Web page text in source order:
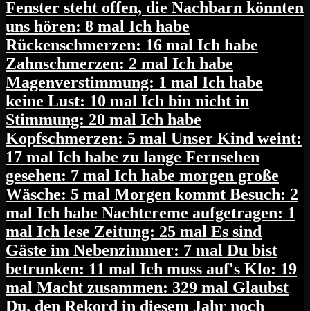
Fenster steht offen, die Nachbarn könnten
uns hören: 8 mal Ich habe
Rückenschmerzen: 16 mal Ich habe
Zahnschmerzen: 2 mal Ich habe
Magenverstimmung: 1 mal Ich habe
keine Lust: 10 mal Ich bin nicht in
Stimmung: 20 mal Ich habe
Kopfschmerzen: 5 mal Unser Kind weint:
17 mal Ich habe zu lange Fernsehen
gesehen: 7 mal Ich habe morgen große
Wäsche: 5 mal Morgen kommt Besuch: 2
mal Ich habe Nachtcreme aufgetragen: 1
mal Ich lese Zeitung: 25 mal Es sind
Gäste im Nebenzimmer: 7 mal Du bist
betrunken: 11 mal Ich muss auf's Klo: 19
mal Macht zusammen: 329 mal Glaubst
Du, den Rekord in diesem Jahr noch